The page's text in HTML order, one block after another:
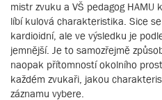
mistr zvuku a VŠ pedagog HAMU
líbí kulová charakteristika. Sice
kardioidní, ale ve výsledku je
jemnější. Je to samozřejmě
naopak přítomností okolního
každém zvukaři, jakou
záznamu vybere.